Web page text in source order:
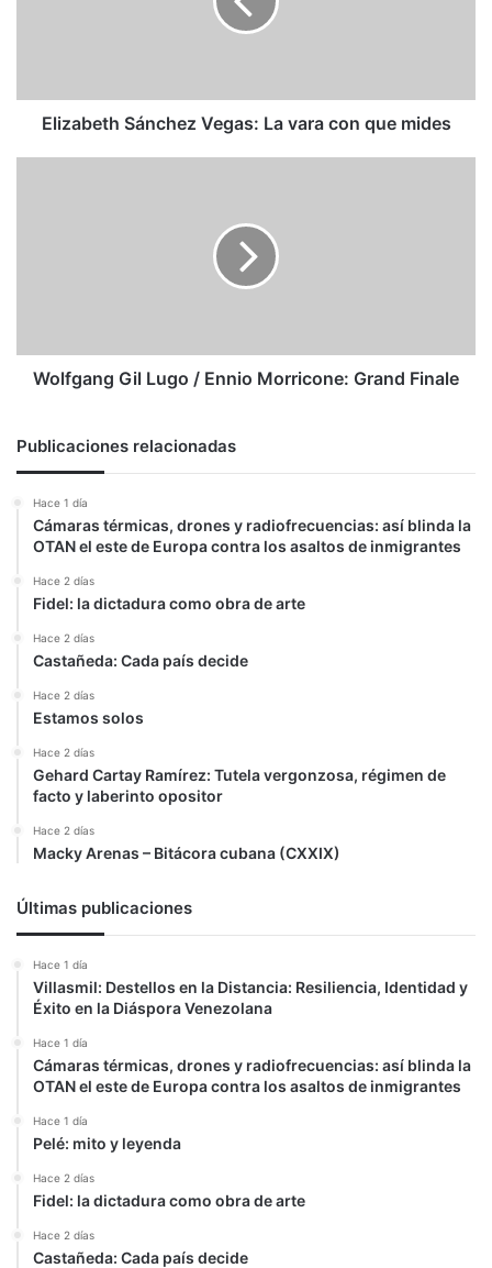
Elizabeth Sánchez Vegas: La vara con que mides
Wolfgang Gil Lugo / Ennio Morricone: Grand Finale
Publicaciones relacionadas
Hace 1 día
Cámaras térmicas, drones y radiofrecuencias: así blinda la
OTAN el este de Europa contra los asaltos de inmigrantes
Hace 2 días
Fidel: la dictadura como obra de arte
Hace 2 días
Castañeda: Cada país decide
Hace 2 días
Estamos solos
Hace 2 días
Gehard Cartay Ramírez: Tutela vergonzosa, régimen de
facto y laberinto opositor
Hace 2 días
Macky Arenas – Bitácora cubana (CXXIX)
Últimas publicaciones
Hace 1 día
Villasmil: Destellos en la Distancia: Resiliencia, Identidad y
Éxito en la Diáspora Venezolana
Hace 1 día
Cámaras térmicas, drones y radiofrecuencias: así blinda la
OTAN el este de Europa contra los asaltos de inmigrantes
Hace 1 día
Pelé: mito y leyenda
Hace 2 días
Fidel: la dictadura como obra de arte
Hace 2 días
Castañeda: Cada país decide